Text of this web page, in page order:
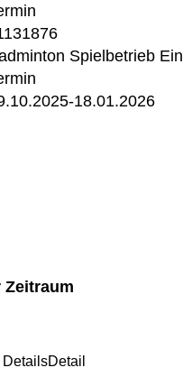
Spielbetrieb Ein
18.01.2026
Zeitraum
DetailsDetail